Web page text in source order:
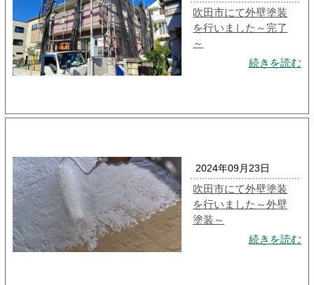
吹田市にて外壁塗装
を行いました～完了
～
続きを読む
2024年09月23日
吹田市にて外壁塗装
を行いました～外壁
塗装～
続きを読む